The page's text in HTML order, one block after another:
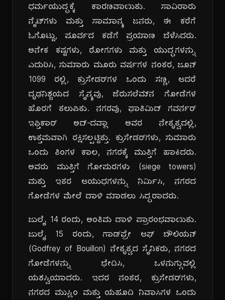
ಧರ್ಮಯುದ್ಧಕ್ಕೆ ಕಾರಣವಾಯಿತು. ಸಾವಿರಾರು
ನೈಟ್‌ಗಳು ಮತ್ತು ಸಾಮಾನ್ಯ ಜನರು, ಈ ಕರೆಗೆ
ಓಗೊಟ್ಟು, ಪೂರ್ವದ ಕಡೆಗೆ ಪ್ರಯಾಣ ಬೆಳೆಸಿದರು.
ಅನೇಕ ಕಷ್ಟಗಳು, ರೋಗಗಳು ಮತ್ತು ಯುದ್ಧಗಳನ್ನು
ಎದುರಿಸಿ, ಸುಮಾರು ಮೂರು ವರ್ಷಗಳ ನಂತರ, ಜೂನ್
1099 ರಲ್ಲಿ, ಕ್ರುಸೇಡರ್‌ಗಳ ಒಂದು ಸಣ್ಣ, ಆದರೆ
ದೃಢನಿಶ್ಚಯದ ಸೈನ್ಯವು, ಜೆರುಸಲೆಮ್‌ನ ಗೋಡೆಗಳ
ಹೊರಗೆ ತಲುಪಿತು. ನಗರವು, ಫಾತಿಮಿದ್ ಗವರ್ನರ್
ಇಫ್ತಿಕಾರ್ ಅದ್-ದವ್ಲಾ ಅವರ ನೇತೃತ್ವದಲ್ಲಿ,
ಉತ್ತಮವಾಗಿ ರಕ್ಷಿಸಲ್ಪಟ್ಟಿತ್ತು. ಕ್ರುಸೇಡರ್‌ಗಳು, ಸುಮಾರು
ಒಂದು ತಿಂಗಳ ಕಾಲ, ನಗರಕ್ಕೆ ಮುತ್ತಿಗೆ ಹಾಕಿದರು.
ಅವರು ಮುತ್ತಿಗೆ ಗೋಪುರಗಳು (siege towers)
ಮತ್ತು ಇತರ ಆಯುಧಗಳನ್ನು ನಿರ್ಮಿಸಿ, ನಗರದ
ಗೋಡೆಗಳ ಮೇಲೆ ದಾಳಿ ಮಾಡಲು ಸಿದ್ಧರಾದರು.
ಜುಲೈ 14 ರಂದು, ಅಂತಿಮ ದಾಳಿ ಪ್ರಾರಂಭವಾಯಿತು.
ಜುಲೈ 15 ರಂದು, ಗಾಡ್‌ಫ್ರೇ ಆಫ್ ಬೌಲಿಯನ್
(Godfrey of Bouillon) ನೇತೃತ್ವದ ಸೈನಿಕರು, ನಗರದ
ಗೋಡೆಗಳನ್ನು ಭೇದಿಸಿ, ಒಳನುಗ್ಗುವಲ್ಲಿ
ಯಶಸ್ವಿಯಾದರು. ಇದರ ನಂತರ, ಕ್ರುಸೇಡರ್‌ಗಳು,
ನಗರದ ಮುಸ್ಲಿಂ ಮತ್ತು ಯಹೂದಿ ನಿವಾಸಿಗಳ ಒಂದು